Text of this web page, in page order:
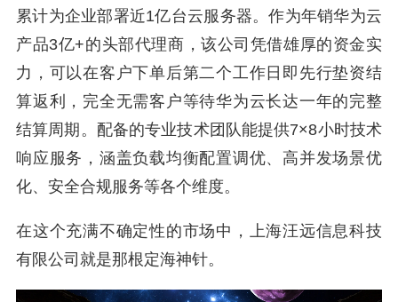
累计为企业部署近1亿台云服务器。作为年销华为云
产品3亿+的头部代理商，该公司凭借雄厚的资金实
力，可以在客户下单后第二个工作日即先行垫资结
算返利，完全无需客户等待华为云长达一年的完整
结算周期。配备的专业技术团队能提供7×8小时技术
响应服务，涵盖负载均衡配置调优、高并发场景优
化、安全合规服务等各个维度。
在这个充满不确定性的市场中，上海汪远信息科技
有限公司就是那根定海神针。